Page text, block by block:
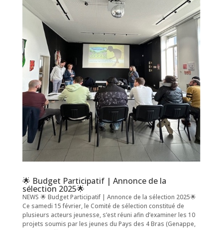
🌟 Budget Participatif | Annonce de la
sélection 2025🌟
NEWS 🌟 Budget Participatif | Annonce de la sélection 2025🌟
Ce samedi 15 février, le Comité de sélection constitué de
plusieurs acteurs jeunesse, s’est réuni afin d’examiner les 10
projets soumis par les jeunes du Pays des 4 Bras (Genappe,